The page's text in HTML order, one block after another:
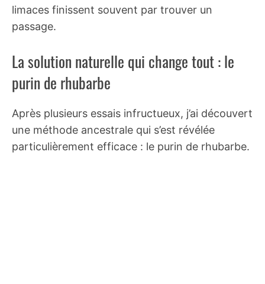
limaces finissent souvent par trouver un
passage.
La solution naturelle qui change tout : le
purin de rhubarbe
Après plusieurs essais infructueux, j’ai découvert
une méthode ancestrale qui s’est révélée
particulièrement efficace : le purin de rhubarbe.